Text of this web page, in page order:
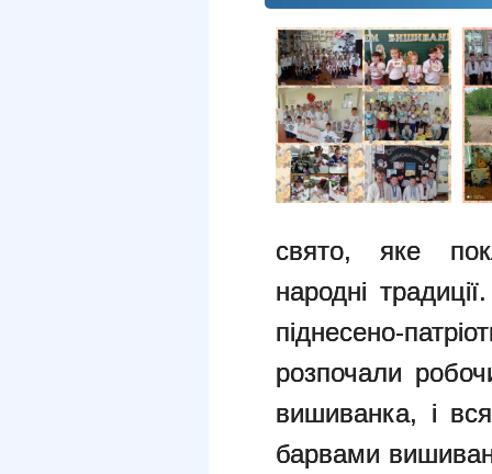
свято, яке
народні
піднесено-
розпочали
вишиванка, і
барвами